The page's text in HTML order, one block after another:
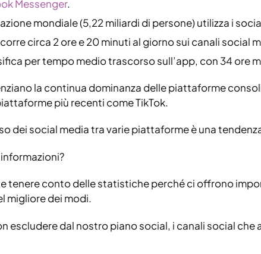
Messenger.
mondiale (5,22 miliardi di persone) utilizza i
circa 2 ore e 20 minuti al giorno sui canali social
per tempo medio trascorso sull’app, con 34 ore
la continua dominanza delle piattaforme
più recenti come TikTok.
dei social media tra varie piattaforme è una
tenere conto delle statistiche perché ci offrono
migliore dei modi.
escludere dal nostro piano social, i canali social